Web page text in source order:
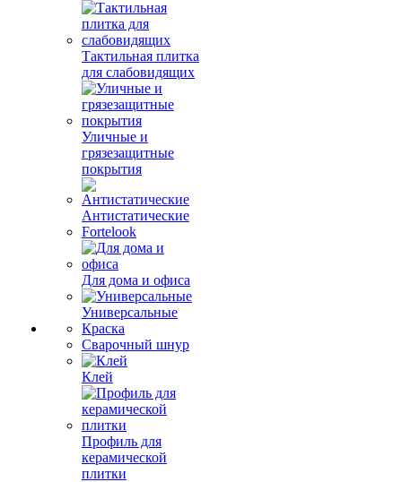
Тактильная плитка
для слабовидящих
Уличные и
грязезащитные
покрытия
Антистатические
Fortelook
Для дома и офиса
Универсальные
Краска
Сварочный шнур
Клей
Профиль для
керамической
плитки